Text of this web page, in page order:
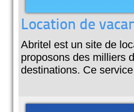
Location de
Abritel est un site de
proposons des milliers
destinations. Ce